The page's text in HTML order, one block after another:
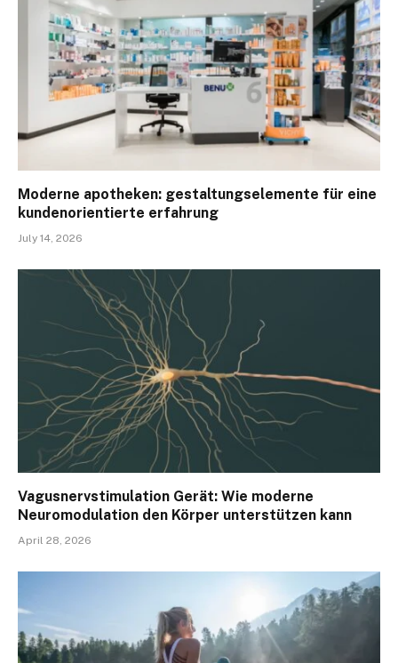
Moderne apotheken: gestaltungselemente für eine
kundenorientierte erfahrung
July 14, 2026
Vagusnervstimulation Gerät: Wie moderne
Neuromodulation den Körper unterstützen kann
April 28, 2026